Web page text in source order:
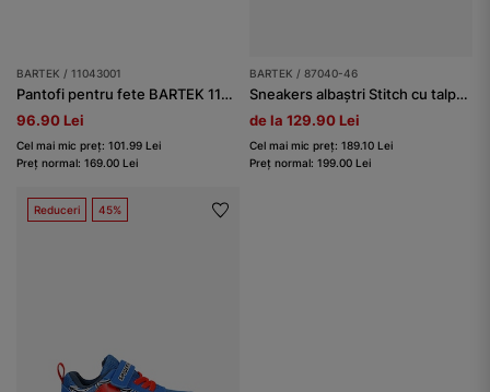
BARTEK / 11043001
Pantofi pentru fete BARTEK 11043001, roz-albastru
96.90 Lei
Cel mai mic preț: 101.99 Lei
Preț normal: 169.00 Lei
BARTEK / 87040-46
Sneakers albaștri Stitch cu talpă luminoasă BARTEK 87040-46
de la 129.90 Lei
Cel mai mic preț: 189.10 Lei
Preț normal: 199.00 Lei
Reduceri 45%